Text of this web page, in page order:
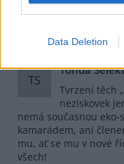
Data Deletion
Ale beru, že
Odpovědět
TS
Tonda
Tvrzení těch
neziskovek
nemá současnou
kamarádem, ani
mu, ať se mu v nové
všech!